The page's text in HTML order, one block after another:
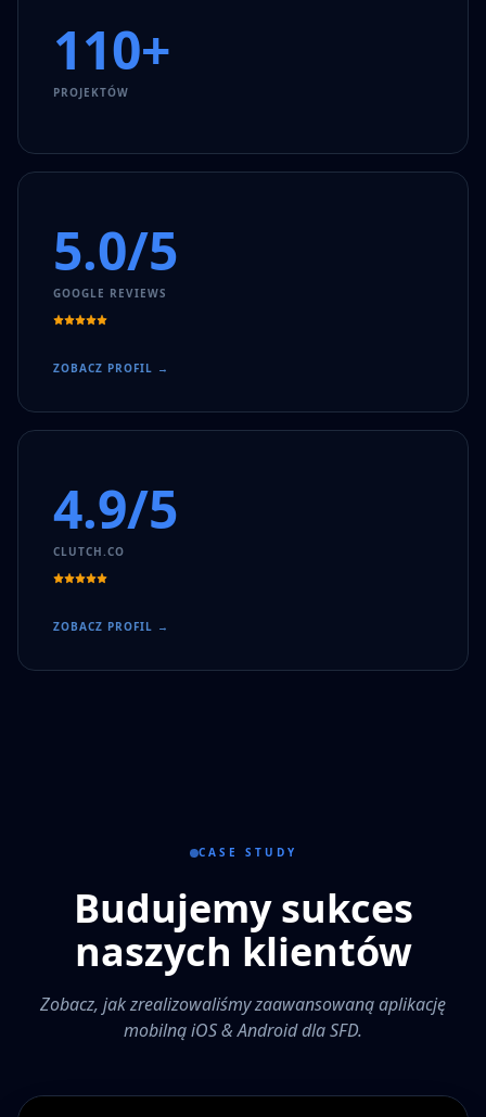
110+
PROJEKTÓW
5.0/5
GOOGLE REVIEWS
ZOBACZ PROFIL →
4.9/5
CLUTCH.CO
ZOBACZ PROFIL →
CASE STUDY
Budujemy sukces
naszych klientów
Zobacz, jak zrealizowaliśmy zaawansowaną aplikację
mobilną iOS & Android dla SFD.